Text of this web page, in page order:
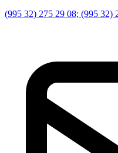
(995 32) 275 29 08; (995 32)